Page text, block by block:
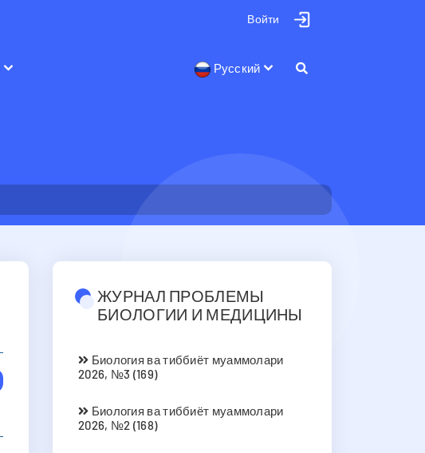
Войти
Русский
ЖУРНАЛ ПРОБЛЕМЫ
БИОЛОГИИ И МЕДИЦИНЫ
Биология ва тиббиёт муаммолари
2026, №3 (169)
Биология ва тиббиёт муаммолари
2026, №2 (168)